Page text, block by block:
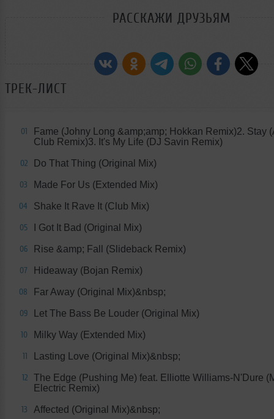
РАССКАЖИ ДРУЗЬЯМ
ТРЕК-ЛИСТ
01
Fame (Johny Long &amp;amp; Hokkan Remix)2. Stay
Club Remix)3. It's My Life (DJ Savin Remix)
02 Do That Thing (Original Mix)
03 Mаde Fоr Us (Extended Mix)
04 Shake It Rave It (Club Mix)
05 I Got It Bad (Original Mix)
06 Rise &amp; Fall (Slideback Remix)
07 Hideaway (Bojan Remix)
08 Far Away (Original Mix)&nbsp;
09 Let The Bass Be Louder (Original Mix)
10 Milky Way (Extended Mix)
11 Lasting Love (Original Mix)&nbsp;
12
The Edge (Pushing Me) feat. Elliotte Williams-N'Dure
Electric Remix)
13 Affected (Original Mix)&nbsp;